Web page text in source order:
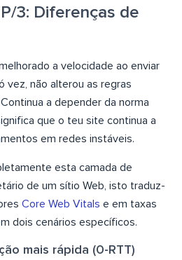
3: Diferenças de
a velocidade ao enviar
vez, não alterou as regras
a depender da norma
que o teu site continua a
em redes instáveis.
esta camada de
de um sítio Web, isto traduz-
Core Web Vitals e em taxas
dois cenários específicos.
mais rápida (0-RTT)